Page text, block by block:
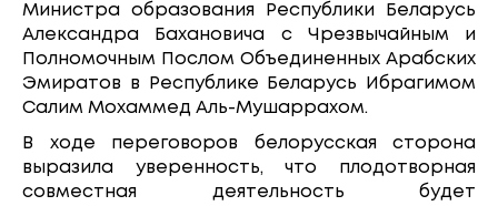
Министра образования Республики Беларусь
Александра Бахановича с Чрезвычайным и
Полномочным Послом Объединенных Арабских
Эмиратов в Республике Беларусь Ибрагимом
Салим Мохаммед Аль-Мушаррахом.
В ходе переговоров белорусская сторона
выразила уверенность, что плодотворная
совместная деятельность будет